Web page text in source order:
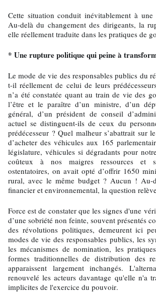
Cette situation conduit inévitablement à une
Au-delà du changement des dirigeants, la
elle réellement traduite dans les pratiques de
* Une rupture politique qui peine à
Le mode de vie des responsables publics du
t-il réellement de celui de leurs
n’a été constatée quant au train de vie des
l’être et le paraître d’un ministre, d’un
général, d’un président de conseil
actuel se distinguent-ils de ceux du
prédécesseur ? Quel malheur s’abattrait sur
d’acheter des véhicules aux 165
législature, véhicules si dégradants pour
coûteux à nos maigres ressources et
ostentatoires, on avait opté d’offrir 1650
rural, avec le même budget ? Aucun ! Au-
financier et environnemental, la question
Force est de constater que les signes d'une
d’une sobriété non feinte, souvent présentés
des révolutions politiques, demeurent ici
modes de vie des responsables publics, les
les mécanismes de nomination, les
formes traditionnelles de distribution des
apparaissent largement inchangés.
renouvelé les acteurs davantage qu'elle n'a
implicites de l'exercice du pouvoir.